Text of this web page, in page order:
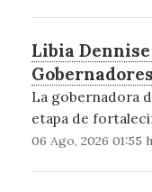
Libia
La gobernadora
etapa de
06 Ago, 2026 01:55 h